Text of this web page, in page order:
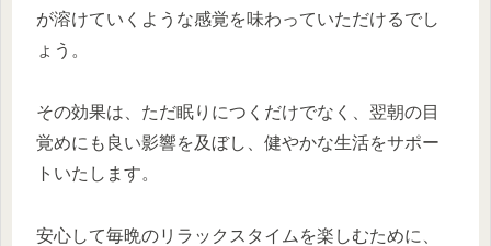
が溶けていくような感覚を味わっていただけるでし
ょう。
その効果は、ただ眠りにつくだけでなく、翌朝の目
覚めにも良い影響を及ぼし、健やかな生活をサポー
トいたします。
安心して毎晩のリラックスタイムを楽しむために、